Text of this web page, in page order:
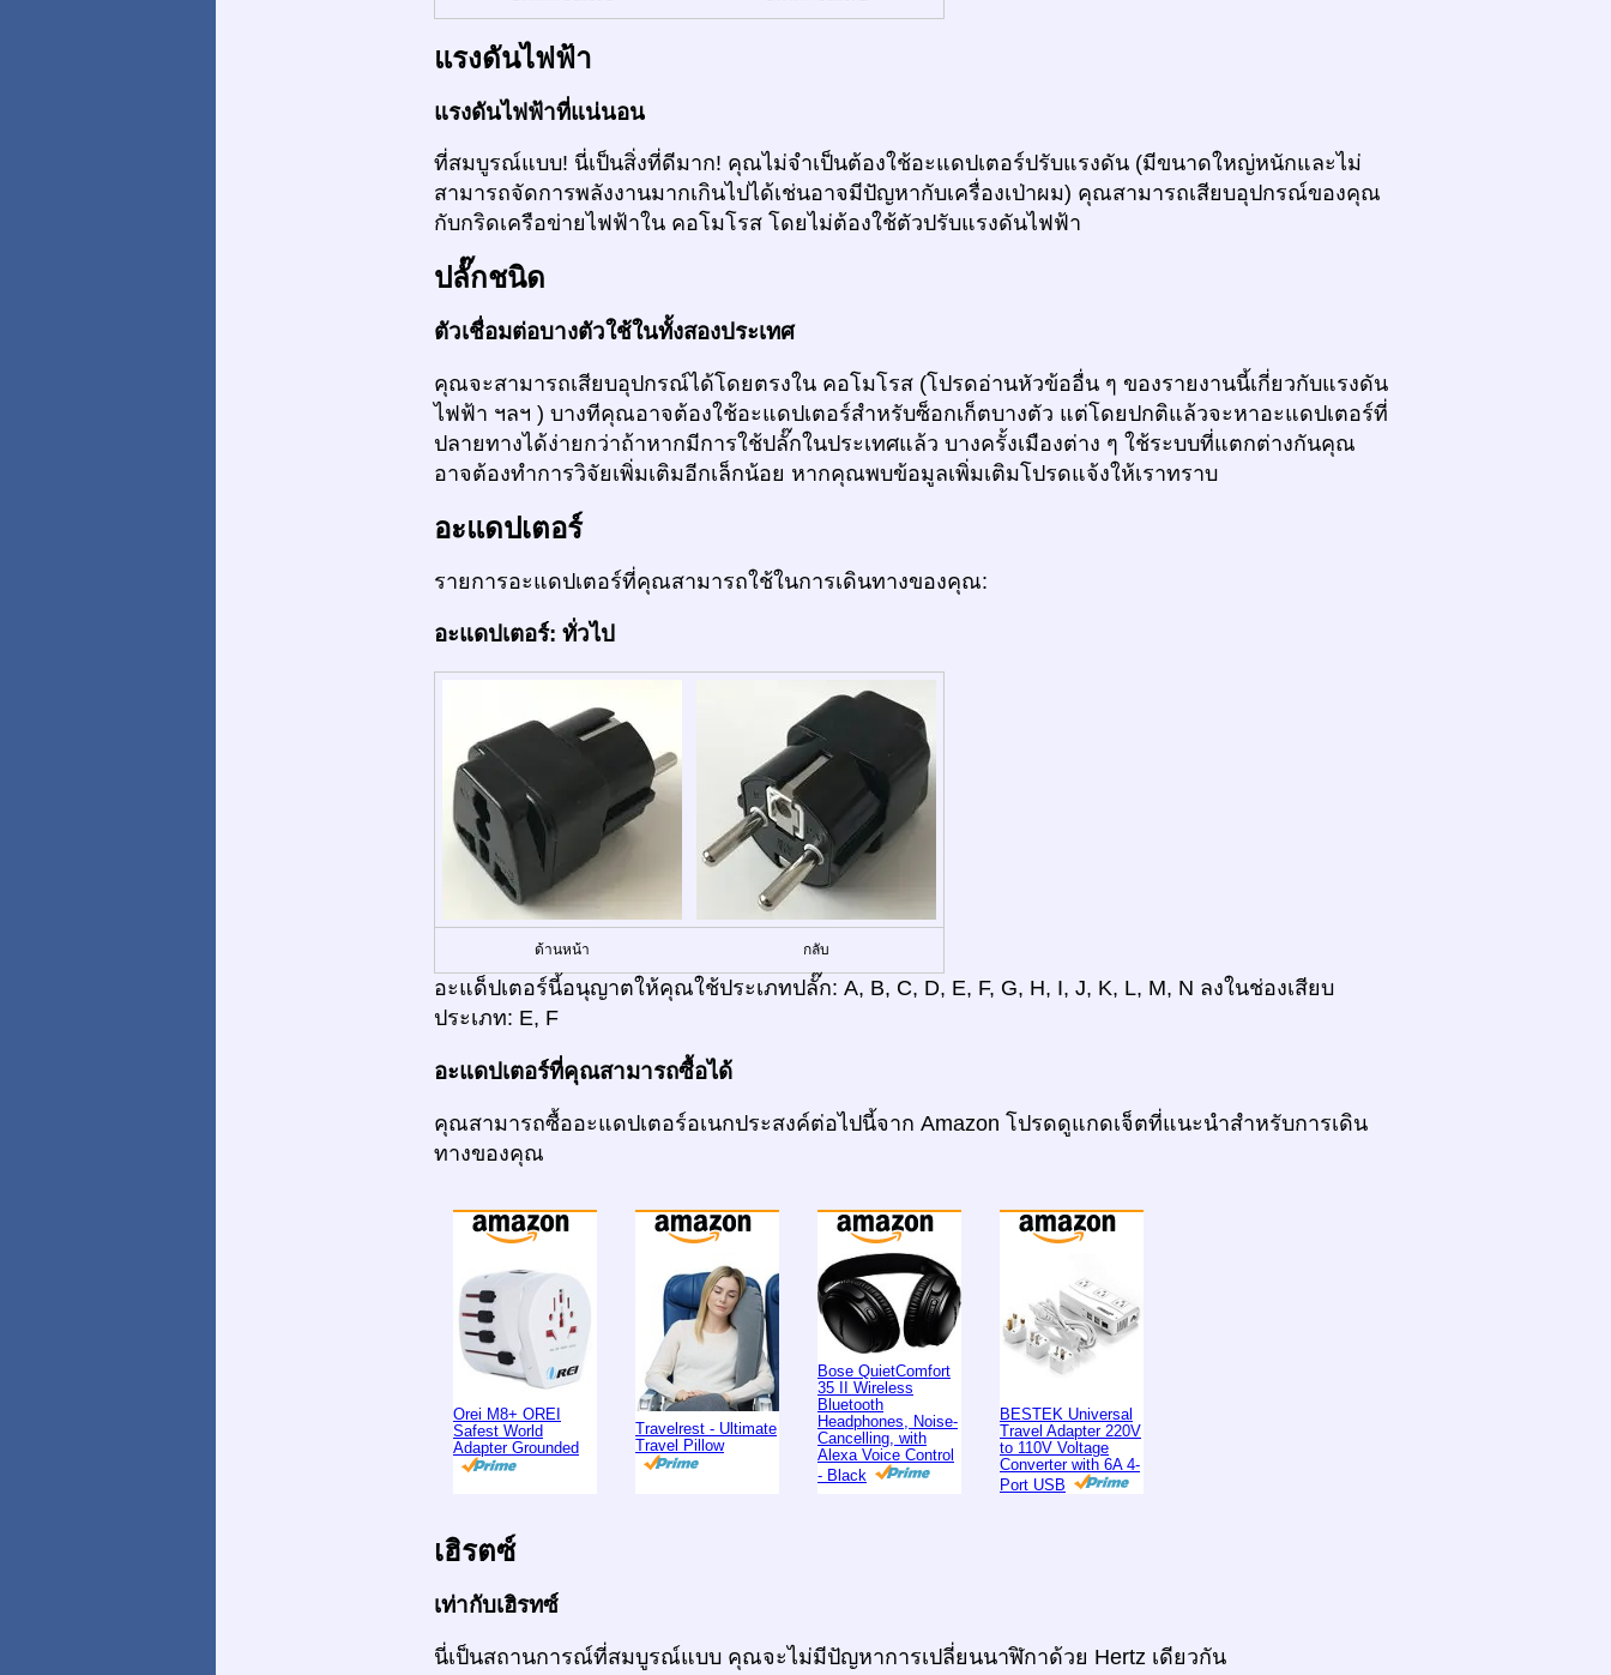
แรงดันไฟฟ้า
แรงดันไฟฟ้าที่แน่นอน
ที่สมบูรณ์แบบ! นี่เป็นสิ่งที่ดีมาก! คุณไม่จำเป็นต้องใช้อะแดปเตอร์ปรับแรงดัน (มีขนาดใหญ่หนักและไม่
สามารถจัดการพลังงานมากเกินไปได้เช่นอาจมีปัญหากับเครื่องเป่าผม) คุณสามารถเสียบอุปกรณ์ของคุณ
กับกริดเครือข่ายไฟฟ้าใน คอโมโรส โดยไม่ต้องใช้ตัวปรับแรงดันไฟฟ้า
ปลั๊กชนิด
ตัวเชื่อมต่อบางตัวใช้ในทั้งสองประเทศ
คุณจะสามารถเสียบอุปกรณ์ได้โดยตรงใน คอโมโรส (โปรดอ่านหัวข้ออื่น ๆ ของรายงานนี้เกี่ยวกับแรงดัน
ไฟฟ้า ฯลฯ ) บางทีคุณอาจต้องใช้อะแดปเตอร์สำหรับซ็อกเก็ตบางตัว แต่โดยปกติแล้วจะหาอะแดปเตอร์ที่
ปลายทางได้ง่ายกว่าถ้าหากมีการใช้ปลั๊กในประเทศแล้ว บางครั้งเมืองต่าง ๆ ใช้ระบบที่แตกต่างกันคุณ
อาจต้องทำการวิจัยเพิ่มเติมอีกเล็กน้อย หากคุณพบข้อมูลเพิ่มเติมโปรดแจ้งให้เราทราบ
อะแดปเตอร์
รายการอะแดปเตอร์ที่คุณสามารถใช้ในการเดินทางของคุณ:
อะแดปเตอร์: ทั่วไป
ด้านหน้า กลับ
อะแด็ปเตอร์นี้อนุญาตให้คุณใช้ประเภทปลั๊ก: A, B, C, D, E, F, G, H, I, J, K, L, M, N ลงในช่องเสียบ
ประเภท: E, F
อะแดปเตอร์ที่คุณสามารถซื้อได้
คุณสามารถซื้ออะแดปเตอร์อเนกประสงค์ต่อไปนี้จาก Amazon โปรดดูแกดเจ็ตที่แนะนำสำหรับการเดิน
ทางของคุณ
Orei M8+ OREI
Safest World
Adapter Grounded
Travelrest - Ultimate
Travel Pillow
Bose QuietComfort
35 II Wireless
Bluetooth
Headphones, Noise-
Cancelling, with
Alexa Voice Control
- Black
BESTEK Universal
Travel Adapter 220V
to 110V Voltage
Converter with 6A 4-
Port USB
เฮิรตซ์
เท่ากับเฮิรทซ์
นี่เป็นสถานการณ์ที่สมบูรณ์แบบ คุณจะไม่มีปัญหาการเปลี่ยนนาฬิกาด้วย Hertz เดียวกัน